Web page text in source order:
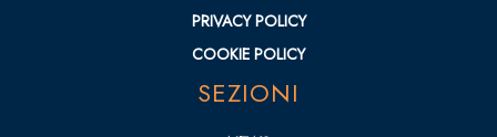
PRIVACY POLICY
COOKIE POLICY
SEZIONI